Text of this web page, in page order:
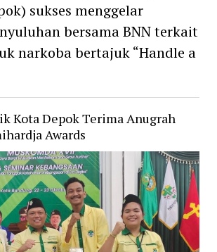
sukses menggelar
bersama BNN terkait
narkoba bertajuk “Handle a
Kota Depok Terima Anugrah
Awards